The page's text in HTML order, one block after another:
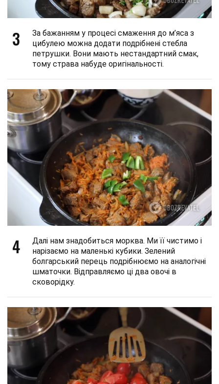
3
За бажанням у процесі смаження до м’яса з
цибулею можна додати подрібнені стебла
петрушки. Вони мають нестандартний смак,
тому страва набуде оригінальності.
4
Далі нам знадобиться морква. Ми її чистимо і
нарізаємо на маленькі кубики. Зелений
болгарський перець подрібнюємо на аналогічні
шматочки. Відправляємо ці два овочі в
сковорідку.